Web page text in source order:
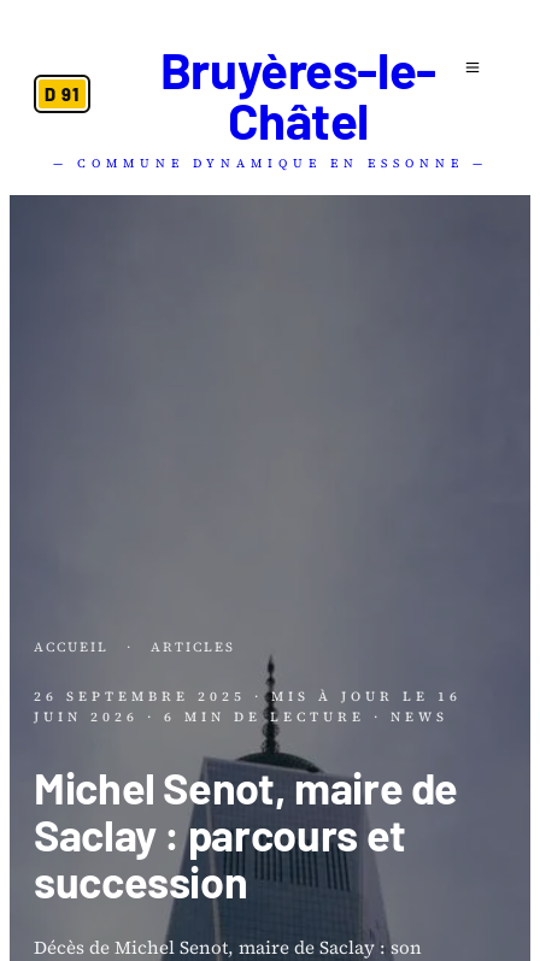
D 91
Bruyères-le-
Châtel
— COMMUNE DYNAMIQUE EN ESSONNE —
ACCUEIL · ARTICLES
26 SEPTEMBRE 2025 · MIS À JOUR LE 16
JUIN 2026
· 6 MIN DE LECTURE · NEWS
Michel Senot, maire de
Saclay : parcours et
succession
Décès de Michel Senot, maire de Saclay : son